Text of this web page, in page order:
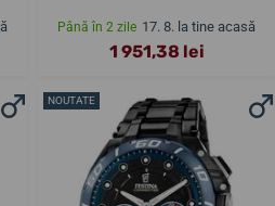
Până în 2 zile 17. 8. la tine acasă
1 951,38 lei
NOUTATE